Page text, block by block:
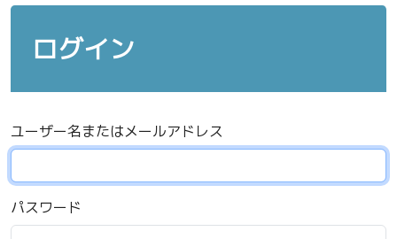
ログイン
ユーザー名またはメールアドレス
パスワード